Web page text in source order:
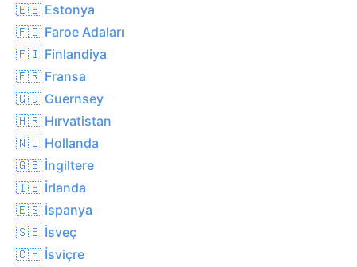
🇪🇪 Estonya
🇫🇴 Faroe Adaları
🇫🇮 Finlandiya
🇫🇷 Fransa
🇬🇬 Guernsey
🇭🇷 Hırvatistan
🇳🇱 Hollanda
🇬🇧 İngiltere
🇮🇪 İrlanda
🇪🇸 İspanya
🇸🇪 İsveç
🇨🇭 İsviçre